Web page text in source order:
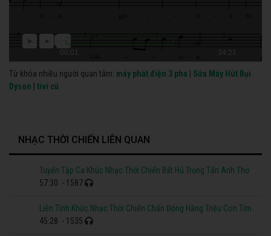
00:01 34:21
Từ khóa nhiều người quan tâm: máy phát điện 3 pha
Sửa Máy Hút Bụi
Dyson
tivi cũ
NHẠC THỜI CHIẾN LIÊN QUAN
Tuyển Tập Ca Khúc Nhạc Thời Chiến Bất Hủ Trọng Tấn Anh Thơ
57:30 - 1587
Liên Tình Khúc Nhạc Thời Chiến Chấn Động Hàng Triệu Con Tim
45:28 - 1535